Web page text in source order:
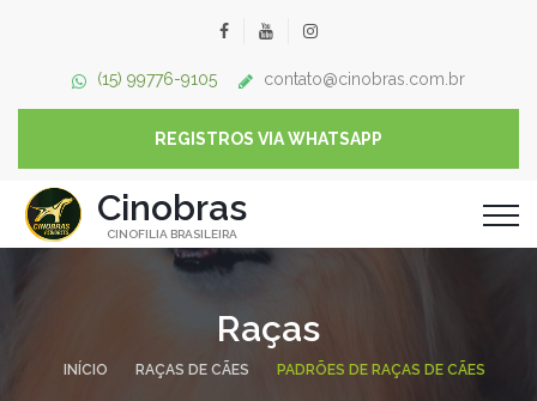
(15) 99776-9105 contato@cinobras.com.br
REGISTROS VIA WHATSAPP
Cinobras
CINOFILIA BRASILEIRA
Raças
INÍCIO RAÇAS DE CÃES PADRÕES DE RAÇAS DE CÃES